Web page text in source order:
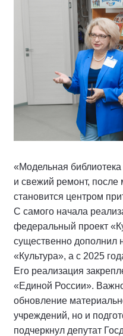
«Модельная
и свежий ремонт, после
становится центром
С самого начала
федеральный проект
существенно дополнил
«Культура», а с 2025
Его реализация
«Единой России».
обновление
учреждений, но и
подчеркнул депутат